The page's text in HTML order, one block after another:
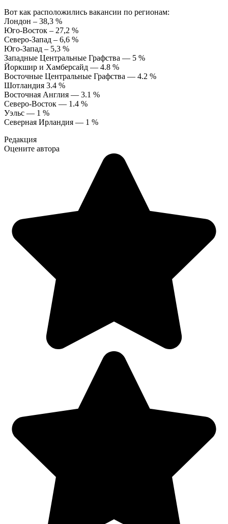
Вот как расположились вакансии по регионам:
Лондон – 38,3 %
Юго-Восток – 27,2 %
Северо-Запад – 6,6 %
Юго-Запад – 5,3 %
Западные Центральные Графства — 5 %
Йоркшир и Хамберсайд — 4.8 %
Восточные Центральные Графства — 4.2 %
Шотландия 3.4 %
Восточная Англия — 3.1 %
Северо-Восток — 1.4 %
Уэльс — 1 %
Северная Ирландия — 1 %
Редакция
Оцените автора